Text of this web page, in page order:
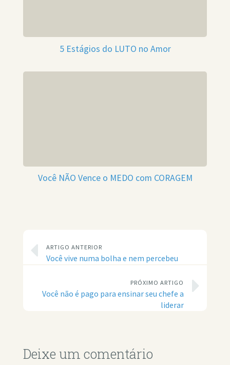
5 Estágios do LUTO no Amor
Você NÃO Vence o MEDO com CORAGEM
ARTIGO ANTERIOR
Você vive numa bolha e nem percebeu
PRÓXIMO ARTIGO
Você não é pago para ensinar seu chefe a
liderar
Deixe um comentário